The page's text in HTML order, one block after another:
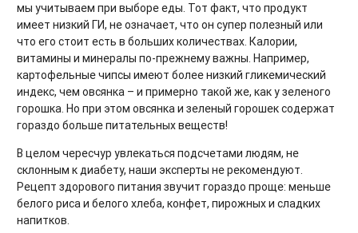
мы учитываем при выборе еды. Тот факт, что продукт
имеет низкий ГИ, не означает, что он супер полезный или
что его стоит есть в больших количествах. Калории,
витамины и минералы по-прежнему важны. Например,
картофельные чипсы имеют более низкий гликемический
индекс, чем овсянка – и примерно такой же, как у зеленого
горошка. Но при этом овсянка и зеленый горошек содержат
гораздо больше питательных веществ!
В целом чересчур увлекаться подсчетами людям, не
склонным к диабету, наши эксперты не рекомендуют.
Рецепт здорового питания звучит гораздо проще: меньше
белого риса и белого хлеба, конфет, пирожных и сладких
напитков.